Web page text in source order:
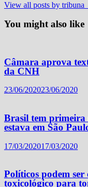
View all posts by
You might also like
Câmara aprova
da CNH
23/06/202023/06/2020
Brasil tem
estava em São
17/03/202017/03/2020
Políticos podem
toxicológico para